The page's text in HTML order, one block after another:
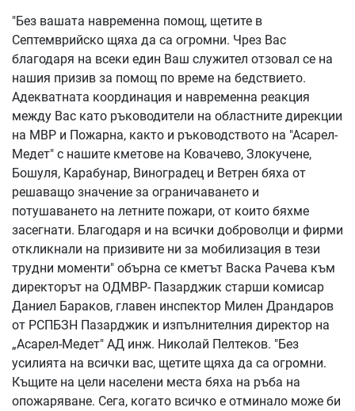
"Без вашата навременна помощ, щетите в
Септемврийско щяха да са огромни. Чрез Вас
благодаря на всеки един Ваш служител отзовал се на
нашия призив за помощ по време на бедствието.
Адекватната координация и навременна реакция
между Вас като ръководители на областните дирекции
на МВР и Пожарна, както и ръководството на "Асарел-
Медет" с нашите кметове на Ковачево, Злокучене,
Бошуля, Карабунар, Виноградец и Ветрен бяха от
решаващо значение за ограничаването и
потушаването на летните пожари, от които бяхме
засегнати. Благодаря и на всички доброволци и фирми
откликнали на призивите ни за мобилизация в тези
трудни моменти" обърна се кметът Васка Рачева към
директорът на ОДМВР- Пазарджик старши комисар
Даниел Бараков, главен инспектор Милен Драндаров
от РСПБЗН Пазарджик и изпълнителния директор на
„Асарел-Медет" АД инж. Николай Пелтеков. "Без
усилията на всички вас, щетите щяха да са огромни.
Къщите на цели населени места бяха на ръба на
опожаряване. Сега, когато всичко е отминало може би